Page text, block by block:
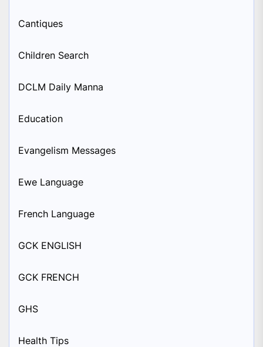
Cantiques
Children Search
DCLM Daily Manna
Education
Evangelism Messages
Ewe Language
French Language
GCK ENGLISH
GCK FRENCH
GHS
Health Tips